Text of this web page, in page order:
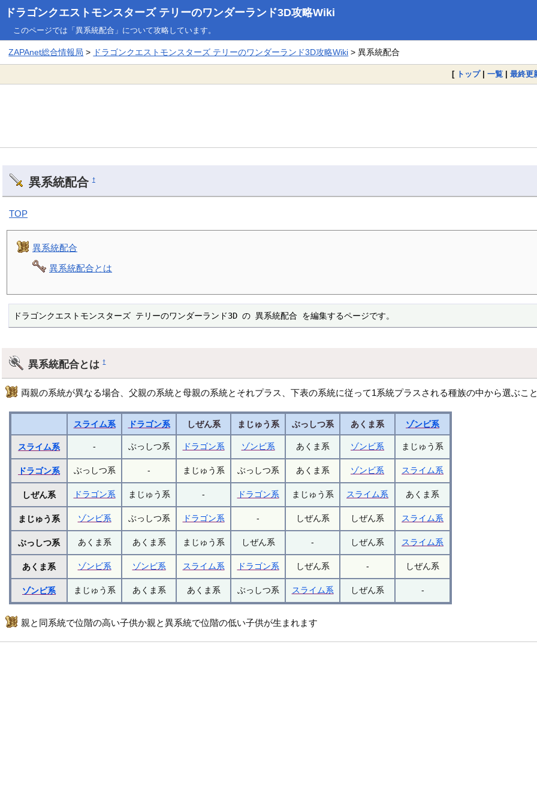
ドラゴンクエストモンスターズ テリーのワンダーランド3D攻略Wiki
このページでは「異系統配合」について攻略しています。
ZAPAnet総合情報局 > ドラゴンクエストモンスターズ テリーのワンダーランド3D攻略Wiki > 異系統配合
[ トップ| 一覧 | 最終更
異系統配合 †
TOP
異系統配合
異系統配合とは
ドラゴンクエストモンスターズ テリーのワンダーランド3D の 異系統配合 を編集するページです。
異系統配合とは†
両親の系統が異なる場合、父親の系統と母親の系統とそれプラス、下表の系統に従って1系統プラスされる種族の中から選ぶこと
スライム系 ドラゴン系 しぜん系 まじゅう系 ぶっしつ系 あくま系 ゾンビ系
スライム系 - ぶっしつ系 ドラゴン系 ゾンビ系 あくま系 ゾンビ系 まじゅう系
ドラゴン系 ぶっしつ系 - まじゅう系 ぶっしつ系 あくま系 ゾンビ系 スライム系
しぜん系 ドラゴン系 まじゅう系 - ドラゴン系 まじゅう系 スライム系 あくま系
まじゅう系 ゾンビ系 ぶっしつ系 ドラゴン系 - しぜん系 しぜん系 スライム系
ぶっしつ系 あくま系 あくま系 まじゅう系 しぜん系 - しぜん系 スライム系
あくま系 ゾンビ系 ゾンビ系 スライム系 ドラゴン系 しぜん系 - しぜん系
ゾンビ系 まじゅう系 あくま系 あくま系 ぶっしつ系 スライム系 しぜん系 -
親と同系統で位階の高い子供か親と異系統で位階の低い子供が生まれます